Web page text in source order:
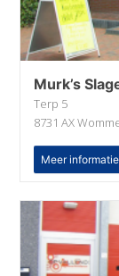
Murk’s
Terp 5
8731 AX
Meer